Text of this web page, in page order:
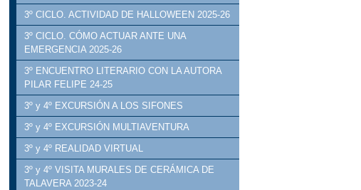
3º CICLO. ACTIVIDAD DE HALLOWEEN 2025-26
3º CICLO. CÓMO ACTUAR ANTE UNA
EMERGENCIA 2025-26
3º ENCUENTRO LITERARIO CON LA AUTORA
PILAR FELIPE 24-25
3º y 4º EXCURSIÓN A LOS SIFONES
3º y 4º EXCURSIÓN MULTIAVENTURA
3º y 4º REALIDAD VIRTUAL
3º y 4º VISITA MURALES DE CERÁMICA DE
TALAVERA 2023-24